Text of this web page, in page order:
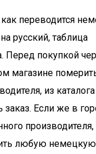
переводится
русский, таблица
Перед покупкой
магазине
из
заказ. Если же в
любую немецкую